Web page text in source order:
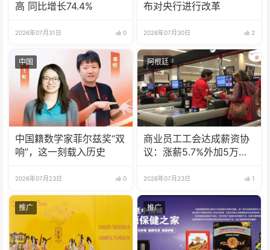
高 同比增长74.4%
2026年07月31日 0
布对央行进行改革
2026年07月30日 2
中国
中国籍数学家菲尔兹奖“双
响”，这一刻载入历史
2026年07月23日 0
阿根廷
商业员工工会达成薪资协
议：涨薪5.7%外加5万津
2026年07月23日 1
推广 推广